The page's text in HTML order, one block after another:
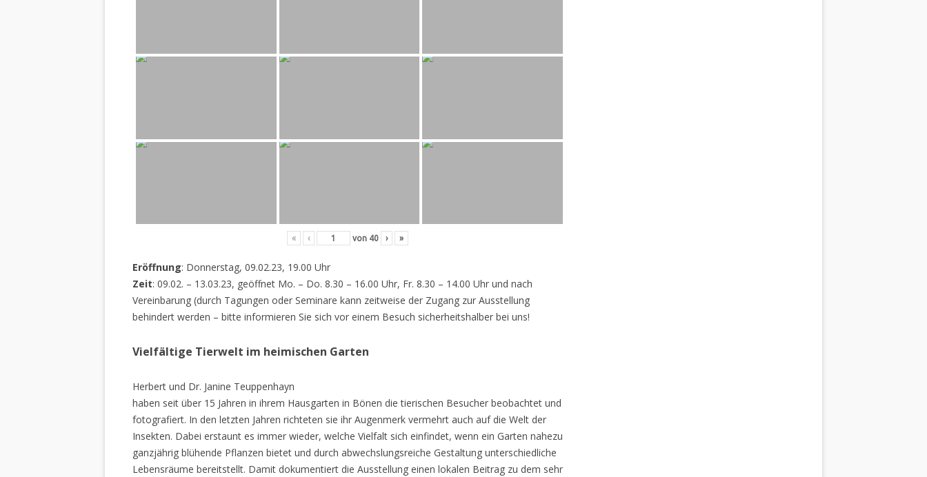
« ‹ von 40 › »
Eröffnung: Donnerstag, 09.02.23, 19.00 Uhr
Zeit: 09.02. – 13.03.23, geöffnet Mo. – Do. 8.30 – 16.00 Uhr, Fr. 8.30 – 14.00 Uhr und nach
Vereinbarung (durch Tagungen oder Seminare kann zeitweise der Zugang zur Ausstellung
behindert werden – bitte informieren Sie sich vor einem Besuch sicherheitshalber bei uns!
Vielfältige Tierwelt im heimischen Garten
Herbert und Dr. Janine Teuppenhayn
haben seit über 15 Jahren in ihrem Hausgarten in Bönen die tierischen Besucher beobachtet und
fotografiert. In den letzten Jahren richteten sie ihr Augenmerk vermehrt auch auf die Welt der
Insekten. Dabei erstaunt es immer wieder, welche Vielfalt sich einfindet, wenn ein Garten nahezu
ganzjährig blühende Pflanzen bietet und durch abwechslungsreiche Gestaltung unterschiedliche
Lebensräume bereitstellt. Damit dokumentiert die Ausstellung einen lokalen Beitrag zu dem sehr